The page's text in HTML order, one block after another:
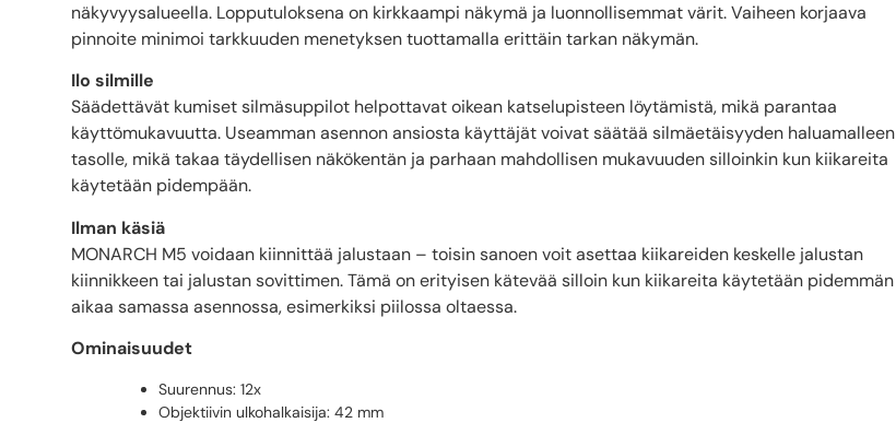
näkyvyysalueella. Lopputuloksena on kirkkaampi näkymä ja luonnollisemmat värit. Vaiheen korjaava
pinnoite minimoi tarkkuuden menetyksen tuottamalla erittäin tarkan näkymän.
Ilo silmille
Säädettävät kumiset silmäsuppilot helpottavat oikean katselupisteen löytämistä, mikä parantaa
käyttömukavuutta. Useamman asennon ansiosta käyttäjät voivat säätää silmäetäisyyden haluamalleen
tasolle, mikä takaa täydellisen näkökentän ja parhaan mahdollisen mukavuuden silloinkin kun kiikareita
käytetään pidempään.
Ilman käsiä
MONARCH M5 voidaan kiinnittää jalustaan – toisin sanoen voit asettaa kiikareiden keskelle jalustan
kiinnikkeen tai jalustan sovittimen. Tämä on erityisen kätevää silloin kun kiikareita käytetään pidemmän
aikaa samassa asennossa, esimerkiksi piilossa oltaessa.
Ominaisuudet
Suurennus: 12x
Objektiivin ulkohalkaisija: 42 mm